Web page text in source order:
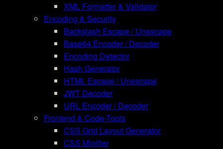
XML Formatter & Validator
Encoding & Security
Backslash Escape / Unescape
Base64 Encoder / Decoder
Encoding Detector
Hash Generator
HTML Escape / Unescape
JWT Decoder
URL Encoder / Decoder
Frontend & Code-Tools
CSS Grid Layout Generator
CSS Minifier